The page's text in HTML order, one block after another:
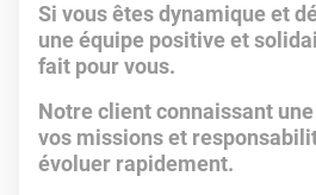
Si vous êtes dynamique et
une équipe positive et
fait pour vous.
Notre client connaissant
vos missions et
évoluer rapidement.